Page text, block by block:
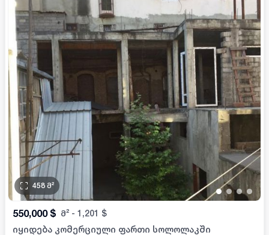
••••
458 მ²
550,000 $ მ² - 1,201 $
იყიდება კომერციული ფართი სოლოლაკში